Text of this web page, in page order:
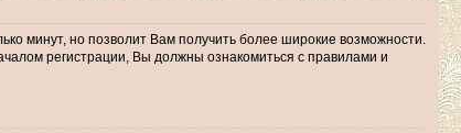
минут, но позволит Вам получить более широкие возможности.
регистрации, Вы должны ознакомиться с правилами и